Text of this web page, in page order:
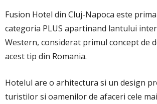
Fusion Hotel din Cluj-Napoca este
categoria PLUS apartinand lantului
Western, considerat primul concept de
acest tip din Romania.
Hotelul are o arhitectura si un design
turistilor si oamenilor de afaceri cele